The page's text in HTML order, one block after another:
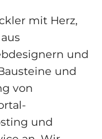
mit Herz,
und
und
von
und